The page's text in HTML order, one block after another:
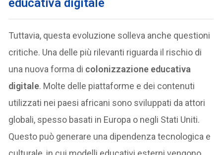
educativa digitale
Tuttavia, questa evoluzione solleva anche questioni
critiche. Una delle più rilevanti riguarda il rischio di
una nuova forma di colonizzazione educativa
digitale. Molte delle piattaforme e dei contenuti
utilizzati nei paesi africani sono sviluppati da attori
globali, spesso basati in Europa o negli Stati Uniti.
Questo può generare una dipendenza tecnologica e